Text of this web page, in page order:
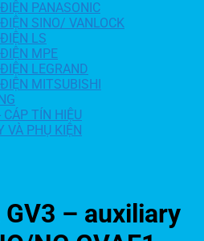
PANASONIC
SINO/ VANLOCK
LS
MPE
LEGRAND
MITSUBISHI
TÍN HIỆU
VÀ PHỤ KIỆN
GV3 – auxiliary